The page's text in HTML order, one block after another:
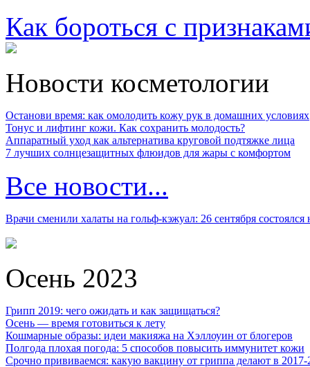
Как бороться с
Новости косметологии
Останови время: как омолодить кожу рук в домашних условиях
Тонус и лифтинг кожи. Как сохранить молодость?
Аппаратный уход как альтернатива круговой подтяжке лица
7 лучших солнцезащитных флюидов для жары с комфортом
Все новости...
Врачи сменили халаты на гольф-кэжуал: 26 сентября
Осень 2023
Грипп 2019: чего ожидать и как защищаться?
Осень — время готовиться к лету
Кошмарные образы: идеи макияжа на Хэллоуин от блогеров
Полгода плохая погода: 5 способов повысить иммунитет кожи
Срочно прививаемся: какую вакцину от гриппа делают в 2017-